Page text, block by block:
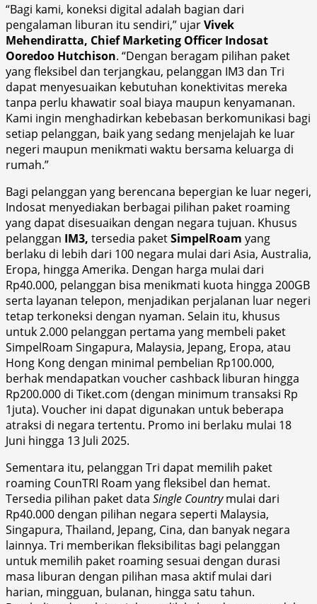
“Bagi kami, koneksi digital adalah bagian dari
pengalaman liburan itu sendiri,” ujarVivek
Mehendiratta, Chief Marketing Officer Indosat
Ooredoo Hutchison. “Dengan beragam pilihan paket
yang fleksibel dan terjangkau, pelanggan IM3 dan Tri
dapat menyesuaikan kebutuhan konektivitas mereka
tanpa perlu khawatir soal biaya maupun kenyamanan.
Kami ingin menghadirkan kebebasan berkomunikasi bagi
setiap pelanggan, baik yang sedang menjelajah ke luar
negeri maupun menikmati waktu bersama keluarga di
rumah.”
Bagi pelanggan yang berencana bepergian ke luar negeri,
Indosat menyediakan berbagai pilihan paket roaming
yang dapat disesuaikan dengan negara tujuan. Khusus
pelanggan IM3, tersedia paketSimpelRoam yang
berlaku di lebih dari 100 negara mulai dari Asia, Australia,
Eropa, hingga Amerika. Dengan harga mulai dari
Rp40.000, pelanggan bisa menikmati kuota hingga 200GB
serta layanan telepon, menjadikan perjalanan luar negeri
tetap terkoneksi dengan nyaman. Selain itu, khusus
untuk 2.000 pelanggan pertama yang membeli paket
SimpelRoam Singapura, Malaysia, Jepang, Eropa, atau
Hong Kong dengan minimal pembelian Rp100.000,
berhak mendapatkan voucher cashback liburan hingga
Rp200.000 di Tiket.com (dengan minimum transaksi Rp
1juta). Voucher ini dapat digunakan untuk beberapa
atraksi di negara tertentu. Promo ini berlaku mulai 18
Juni hingga 13 Juli 2025.
Sementara itu, pelanggan Tri dapat memilih paket
roaming CounTRI Roam yang fleksibel dan hemat.
Tersedia pilihan paket data Single Countrymulai dari
Rp40.000 dengan pilihan negara seperti Malaysia,
Singapura, Thailand, Jepang, Cina, dan banyak negara
lainnya. Tri memberikan fleksibilitas bagi pelanggan
untuk memilih paket roaming sesuai dengan durasi
masa liburan dengan pilihan masa aktif mulai dari
harian, mingguan, bulanan, hingga satu tahun.